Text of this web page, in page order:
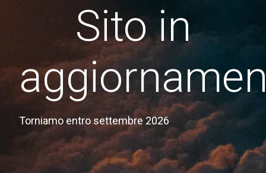
Sito in
Torniamo entro settembre 2026